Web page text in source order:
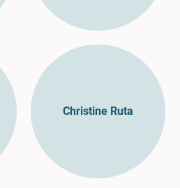
Christine Ruta